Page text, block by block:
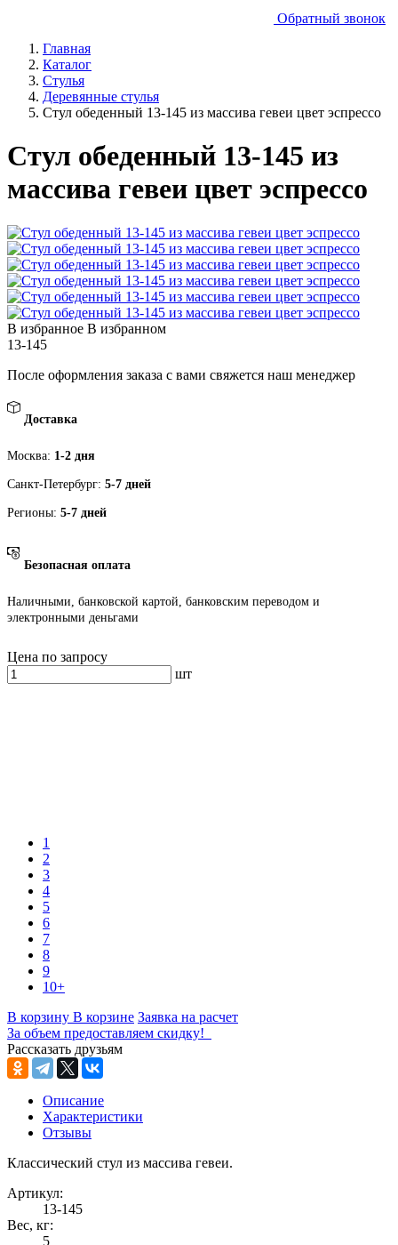
Обратный звонок
Главная
Каталог
Стулья
Деревянные стулья
Стул обеденный 13-145 из массива гевеи цвет эспрессо
Стул обеденный 13-145 из
массива гевеи цвет эспрессо
В избранное В избранном
13-145
После оформления заказа с вами свяжется наш менеджер
Доставка
Москва: 1-2 дня
Санкт-Петербург: 5-7 дней
Регионы: 5-7 дней
Безопасная оплата
Наличными, банковской картой, банковским переводом и
электронными деньгами
Цена по запросу
шт
1
2
3
4
5
6
7
8
9
10+
В корзину В корзине Заявка на расчет
За объем предоставляем скидку!
Рассказать друзьям
Описание
Характеристики
Отзывы
Классический стул из массива гевеи.
Артикул:
13-145
Вес, кг:
5